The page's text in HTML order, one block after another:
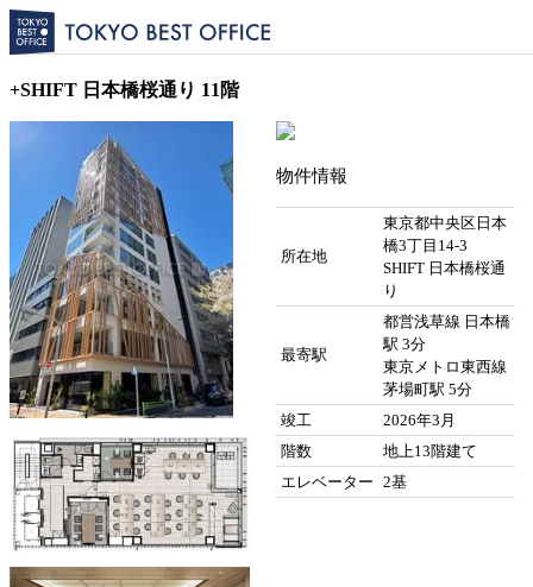
+SHIFT 日本橋桜通り 11階
物件情報
所在地
東京都中央区日本
橋3丁目14-3
SHIFT 日本橋桜通
り
最寄駅
都営浅草線 日本橋
駅 3分
東京メトロ東西線
茅場町駅 5分
竣工
2026年3月
階数
地上13階建て
エレベーター 2基